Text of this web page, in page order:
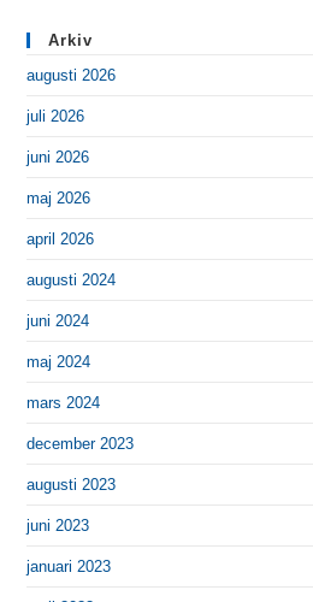
Arkiv
augusti 2026
juli 2026
juni 2026
maj 2026
april 2026
augusti 2024
juni 2024
maj 2024
mars 2024
december 2023
augusti 2023
juni 2023
januari 2023